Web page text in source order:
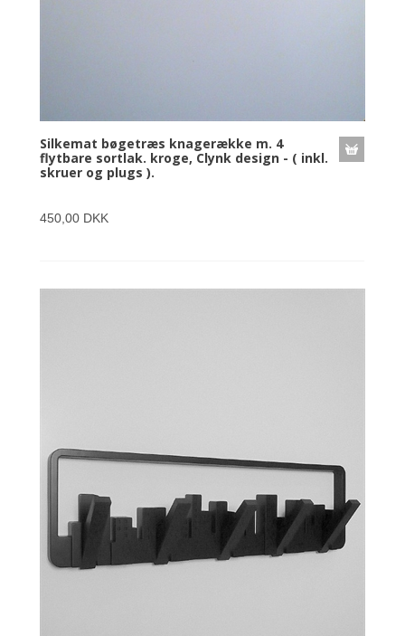
Silkemat bøgetræs knagerække m. 4
flytbare sortlak. kroge, Clynk design - ( inkl.
skruer og plugs ).
450,00 DKK